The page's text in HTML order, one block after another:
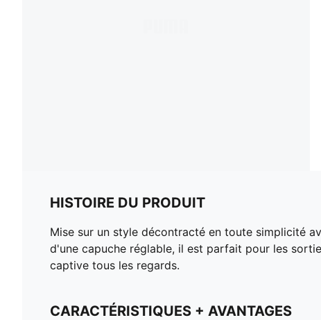
HISTOIRE DU PRODUIT
Mise sur un style décontracté en toute simplicité
d'une capuche réglable, il est parfait pour les
captive tous les regards.
CARACTÉRISTIQUES + AVANTAGES